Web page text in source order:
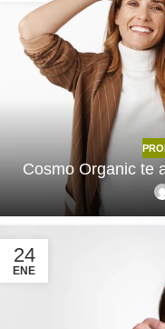
Cosmo Organic te
24
ENE